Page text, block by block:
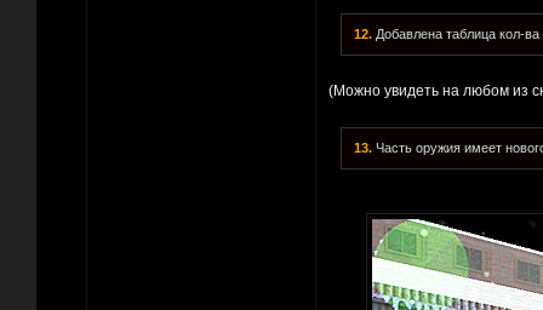
12. Добавлена таблица кол-
(Можно увидеть на любом из
13. Часть оружия имеет